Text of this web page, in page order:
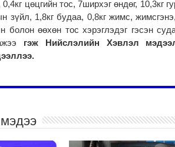
0,4кг цөцгийн тос, 7ширхэг өндөг, 10,3кг
зүйл, 1,8кг будаа, 0,8кг жимс,
болон өөхөн тос хэрэглэдэг гэсэн
гэж Нийслэлийн Хэвлэл